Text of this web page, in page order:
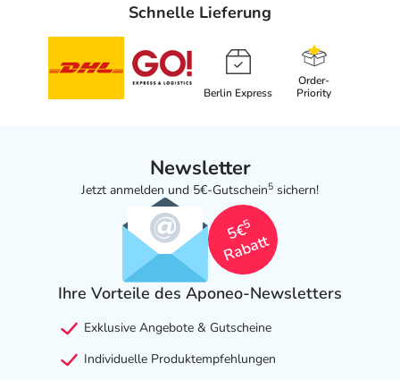
Schnelle Lieferung
Berlin Express
Order-
Priority
Newsletter
Jetzt anmelden und 5€-Gutschein5 sichern!
5€
5
Rabatt
Ihre Vorteile des Aponeo-Newsletters
Exklusive Angebote & Gutscheine
Individuelle Produktempfehlungen